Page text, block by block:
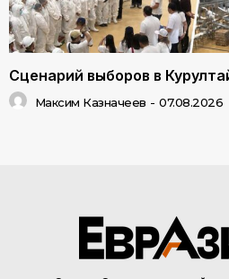
Сценарий выборов в
Максим Казначеев - 07.08.2026